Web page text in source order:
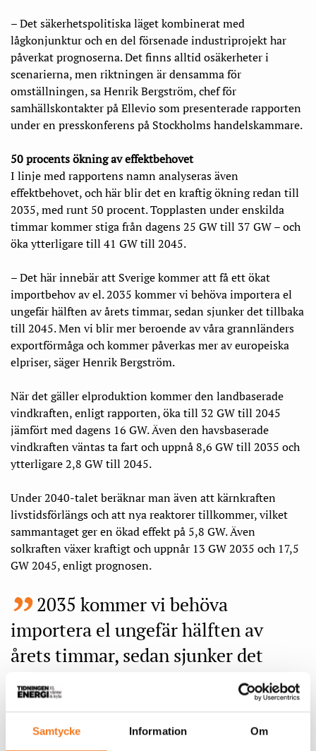
Samtycke Information Om
– Det säkerhetspolitiska läget kombinerat med
lågkonjunktur och en del försenade industriprojekt har
påverkat prognoserna. Det finns alltid osäkerheter i
scenarierna, men riktningen är densamma för
omställningen, sa Henrik Bergström, chef för
samhällskontakter på Ellevio som presenterade rapporten
under en presskonferens på Stockholms handelskammare.
50 procents ökning av effektbehovet
I linje med rapportens namn analyseras även
effektbehovet, och här blir det en kraftig ökning redan till
2035, med runt 50 procent. Topplasten under enskilda
timmar kommer stiga från dagens 25 GW till 37 GW – och
öka ytterligare till 41 GW till 2045.
– Det här innebär att Sverige kommer att få ett ökat
importbehov av el. 2035 kommer vi behöva importera el
ungefär hälften av årets timmar, sedan sjunker det tillbaka
till 2045. Men vi blir mer beroende av våra grannländers
exportförmåga och kommer påverkas mer av europeiska
elpriser, säger Henrik Bergström.
När det gäller elproduktion kommer den landbaserade
vindkraften, enligt rapporten, öka till 32 GW till 2045
jämfört med dagens 16 GW. Även den havsbaserade
vindkraften väntas ta fart och uppnå 8,6 GW till 2035 och
ytterligare 2,8 GW till 2045.
Under 2040-talet beräknar man även att kärnkraften
livstidsförlängs och att nya reaktorer tillkommer, vilket
sammantaget ger en ökad effekt på 5,8 GW. Även
solkraften växer kraftigt och uppnår 13 GW 2035 och 17,5
GW 2045, enligt prognosen.
2035 kommer vi behöva
importera el ungefär hälften av
årets timmar, sedan sjunker det
tillbaka till 2045.